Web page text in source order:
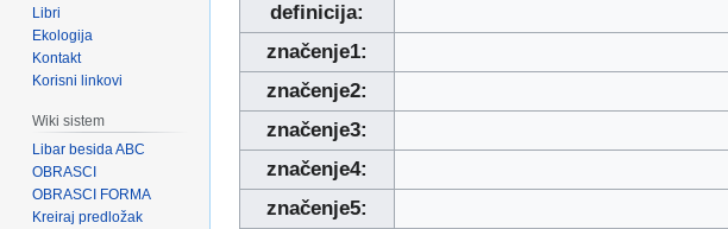
definicija:
značenje1:
značenje2:
značenje3:
značenje4:
značenje5:
Libri
Ekologija
Kontakt
Korisni linkovi
Wiki sistem
Libar besida ABC
OBRASCI
OBRASCI FORMA
Kreiraj predložak